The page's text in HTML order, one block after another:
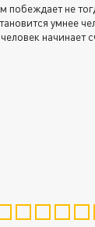
побеждает не
умнее
начинает